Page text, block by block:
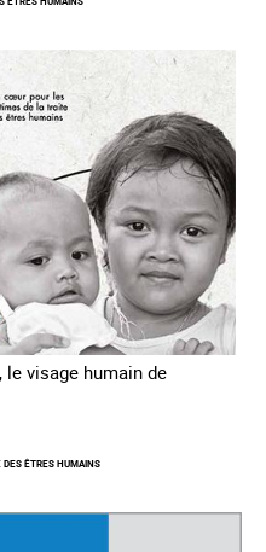
le visage humain de
DES ÊTRES HUMAINS